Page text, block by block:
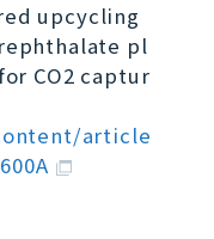
upcycling
pl
CO2 captur
article